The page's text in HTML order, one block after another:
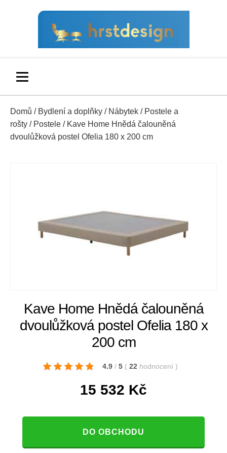
Domů / Bydlení a doplňky / Nábytek / Postele a
rošty / Postele / Kave Home Hnědá čalouněná
dvoulůžková postel Ofelia 180 x 200 cm
Kave Home Hnědá čalouněná
dvoulůžková postel Ofelia 180 x
200 cm
4.9 / 5 ( 22 hodnocení )
15 532 Kč
DO OBCHODU